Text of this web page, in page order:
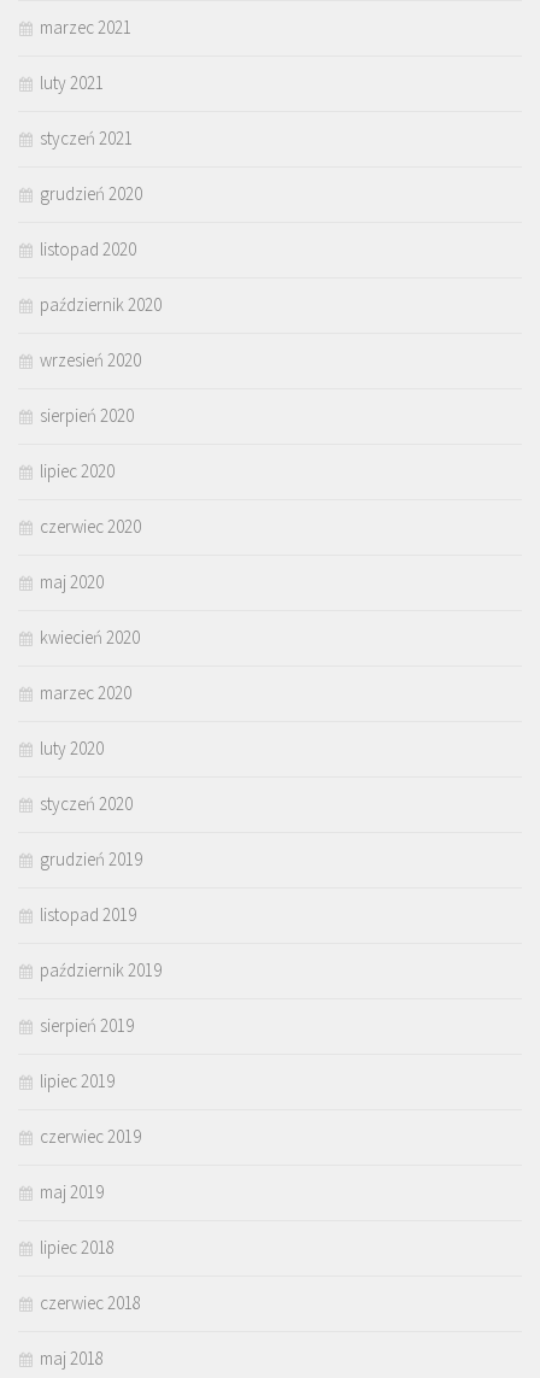
marzec 2021
luty 2021
styczeń 2021
grudzień 2020
listopad 2020
październik 2020
wrzesień 2020
sierpień 2020
lipiec 2020
czerwiec 2020
maj 2020
kwiecień 2020
marzec 2020
luty 2020
styczeń 2020
grudzień 2019
listopad 2019
październik 2019
sierpień 2019
lipiec 2019
czerwiec 2019
maj 2019
lipiec 2018
czerwiec 2018
maj 2018